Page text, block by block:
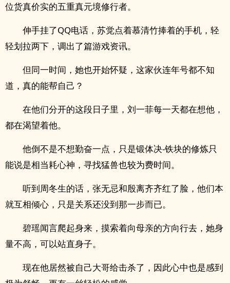
位货真价实的五重真元境修行者。
伸手挂了QQ电话，苏觉点着慕清竹捧着的手机，轻
轻划拉两下，调出了篇游戏资讯。
但同一时间，她也开始怀疑，这家伙连年号都不知
道，真的能帮自己？
在他们分开的这段日子里，刘一菲每一天都在想他，
都在渴望着他。
他倒不是不想勤奋一点，只是锻体决-铁块的修炼只
能说是相当耗心神，寻找猛兽也较为费时间。
听到周冬生的话，张无忌和殷离齐齐红了脸，他们本
就互相倾心，只是关系还没到那一步而已。
碧瑶闻言爬起身来，摸索着向母亲的方向行去，她身
量不高，可以站直身子。
现在他居然被自己大哥给击杀了，因此心中也是感到